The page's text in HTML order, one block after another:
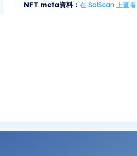
NFT meta資料： 在 SolScan 上查看